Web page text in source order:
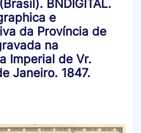
BNDIGITAL.
e
da Província de
na
Imperial de Vr.
Janeiro. 1847.